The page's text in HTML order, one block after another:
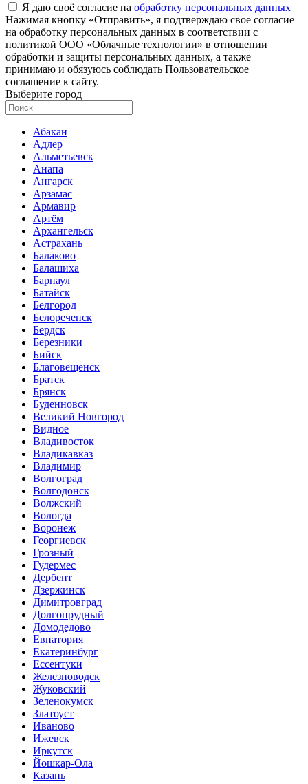
Я даю своё согласие на обработку персональных данных
Нажимая кнопку «Отправить», я подтверждаю свое согласие
на обработку персональных данных в соответствии с
политикой ООО «Облачные технологии» в отношении
обработки и защиты персональных данных, а также
принимаю и обязуюсь соблюдать Пользовательское
соглашение к сайту.
Выберите город
Абакан
Адлер
Альметьевск
Анапа
Ангарск
Арзамас
Армавир
Артём
Архангельск
Астрахань
Балаково
Балашиха
Барнаул
Батайск
Белгород
Белореченск
Бердск
Березники
Бийск
Благовещенск
Братск
Брянск
Буденновск
Великий Новгород
Видное
Владивосток
Владикавказ
Владимир
Волгоград
Волгодонск
Волжский
Вологда
Воронеж
Георгиевск
Грозный
Гудермес
Дербент
Дзержинск
Димитровград
Долгопрудный
Домодедово
Евпатория
Екатеринбург
Ессентуки
Железноводск
Жуковский
Зеленокумск
Златоуст
Иваново
Ижевск
Иркутск
Йошкар-Ола
Казань